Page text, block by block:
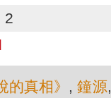
2
的真相》 ,鐘源,